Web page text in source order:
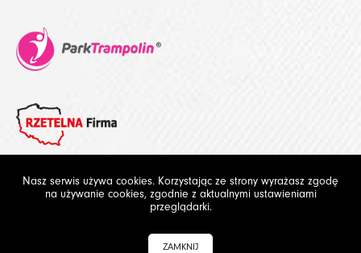
© 2012 - 2020 Future Design. Wszelkie prawa zastrzeżone
Nasz serwis używa cookies. Korzystając ze strony wyrażasz zgodę
na używanie cookies, zgodnie z aktualnymi ustawieniami
przeglądarki.
ZAMKNIJ